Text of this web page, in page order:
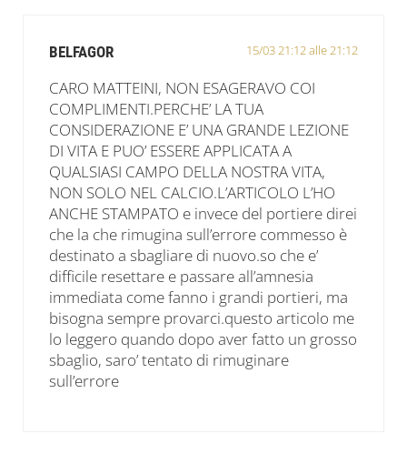
BELFAGOR 15/03 21:12 alle 21:12
CARO MATTEINI, NON ESAGERAVO COI
COMPLIMENTI.PERCHE’ LA TUA
CONSIDERAZIONE E’ UNA GRANDE LEZIONE
DI VITA E PUO’ ESSERE APPLICATA A
QUALSIASI CAMPO DELLA NOSTRA VITA,
NON SOLO NEL CALCIO.L’ARTICOLO L’HO
ANCHE STAMPATO e invece del portiere direi
che la che rimugina sull’errore commesso è
destinato a sbagliare di nuovo.so che e’
difficile resettare e passare all’amnesia
immediata come fanno i grandi portieri, ma
bisogna sempre provarci.questo articolo me
lo leggero quando dopo aver fatto un grosso
sbaglio, saro’ tentato di rimuginare
sull’errore